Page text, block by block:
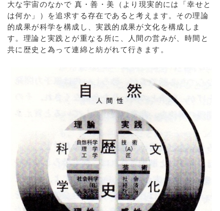
大な宇宙のなかで 真・善・美（より現実的には「幸せと
は何か」）を追求する存在であると考えます。その理論
的成果が科学を構成し、実践的成果が文化を構成しま
す。理論と実践とが重なる所に、人間の営みが、時間と
共に歴史と為って連綿と紡がれて行きます。